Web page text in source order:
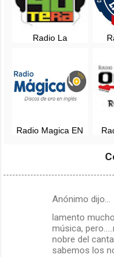
Radio La
Radio Magica EN
Anónimo dijo…
lamento
música,
nobre del
sabemos los